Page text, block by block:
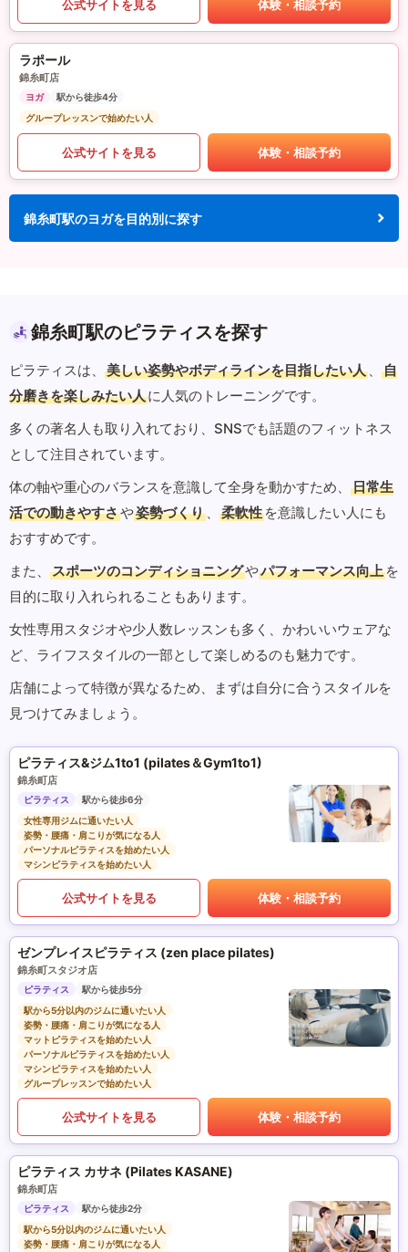
公式サイトを見る 体験・相談予約
ラポール
錦糸町店
ヨガ
駅から徒歩4分
グループレッスンで始めたい人
公式サイトを見る 体験・相談予約
錦糸町駅のヨガを目的別に探す
錦糸町駅のピラティスを探す
ピラティスは、 美しい姿勢やボディラインを目指したい人 、
自
分磨きを楽しみたい人に人気のトレーニングです。
多くの著名人も取り入れており、SNSでも話題のフィットネス
として注目されています。
体の軸や重心のバランスを意識して全身を動かすため、
日常生
活での動きやすさや姿勢づくり 、 柔軟性 を意識したい人にも
おすすめです。
また、
スポーツのコンディショニングやパフォーマンス向上 を
目的に取り入れられることもあります。
女性専用スタジオや少人数レッスンも多く、かわいいウェアな
ど、ライフスタイルの一部として楽しめるのも魅力です。
店舗によって特徴が異なるため、まずは自分に合うスタイルを
見つけてみましょう。
ピラティス&ジム1to1 (pilates＆Gym1to1)
錦糸町店
ピラティス
駅から徒歩6分
女性専用ジムに通いたい人
姿勢・腰痛・肩こりが気になる人
パーソナルピラティスを始めたい人
マシンピラティスを始めたい人
公式サイトを見る 体験・相談予約
ゼンプレイスピラティス (zen place pilates)
錦糸町スタジオ店
ピラティス
駅から徒歩5分
駅から5分以内のジムに通いたい人
姿勢・腰痛・肩こりが気になる人
マットピラティスを始めたい人
パーソナルピラティスを始めたい人
マシンピラティスを始めたい人
グループレッスンで始めたい人
公式サイトを見る 体験・相談予約
ピラティス カサネ (Pilates KASANE)
錦糸町店
ピラティス
駅から徒歩2分
駅から5分以内のジムに通いたい人
姿勢・腰痛・肩こりが気になる人